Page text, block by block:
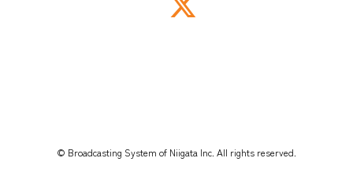
© Broadcasting System of Niigata Inc. All rights reserved.